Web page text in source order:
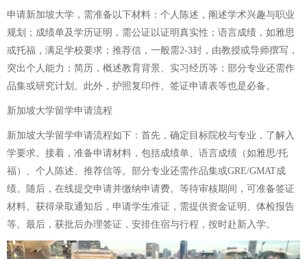
申请新加坡大学，需准备以下材料：个人陈述，阐述学术兴趣与职业
规划；成绩单及学历证明，需公证以证明真实性；语言成绩，如雅思
或托福，满足学校要求；推荐信，一般需2-3封，由教授或导师撰写，
突出个人能力；简历，概述教育背景、实习经历等；部分专业还需作
品集或研究计划。此外，护照复印件、签证申请表等也是必备。
新加坡大学留学申请流程
新加坡大学留学申请流程如下：首先，确定目标院校与专业，了解入
学要求。接着，准备申请材料，包括成绩单、语言成绩（如雅思/托
福）、个人陈述、推荐信等。部分专业还需作品集或GRE/GMAT成
绩。随后，在线提交申请并缴纳申请费。等待审核期间，可准备签证
材料。获得录取通知后，申请学生准证，需提供资金证明、体检报告
等。最后，获批后办理签证，安排住宿与行程，按时赴新入学。